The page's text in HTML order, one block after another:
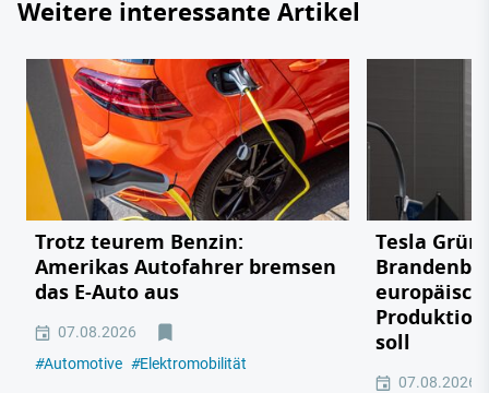
Weitere interessante Artikel
Trotz teurem Benzin:
Amerikas Autofahrer bremsen
das E-Auto aus
07.08.2026
#Automotive #Elektromobilität
Tesla
soll
07.08.2026